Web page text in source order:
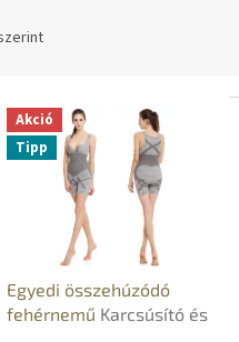
Akció
Tipp
Egyedi összehúzódó
fehérnemű Karcsúsító és